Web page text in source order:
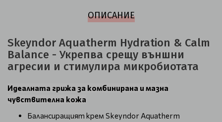
ОПИСАНИЕ
Skeyndor Aquatherm Hydration & Calm
Balance - Укрепва срещу външни
агресии и стимулира микробиотата
Идеалната грижа за комбинирана и мазна
чувствителна кожа
Балансиращият крем Skeyndor Aquatherm